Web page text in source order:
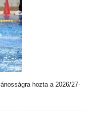
hozta a 2026/27-